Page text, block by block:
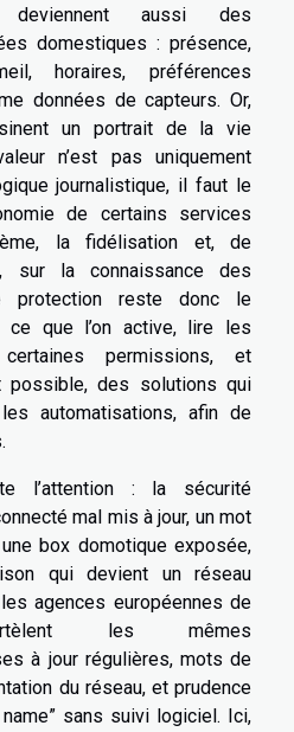
deviennent aussi des
domestiques : présence,
horaires, préférences
données de capteurs. Or,
un portrait de la vie
n’est pas uniquement
journalistique, il faut le
de certains services
la fidélisation et, de
sur la connaissance des
protection reste donc le
ce que l’on active, lire les
permissions, et
possible, des solutions qui
automatisations, afin de
l’attention : la sécurité
mal mis à jour, un mot
box domotique exposée,
qui devient un réseau
agences européennes de
les mêmes
à jour régulières, mots de
du réseau, et prudence
sans suivi logiciel. Ici,